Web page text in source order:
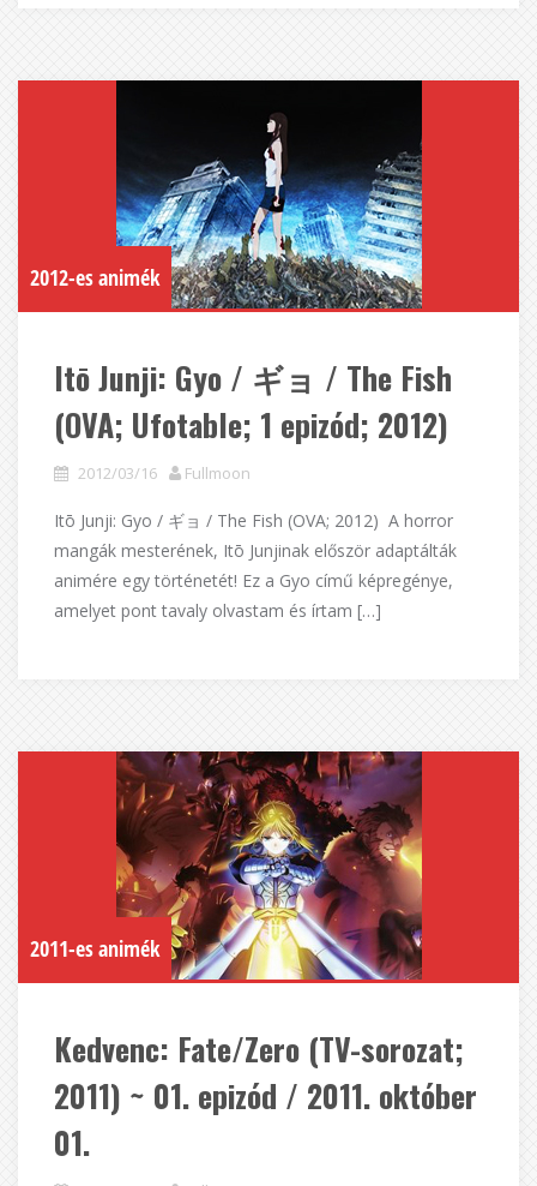
2012-es animék
Itō Junji: Gyo / ギョ / The Fish
(OVA; Ufotable; 1 epizód; 2012)
2012/03/16 Fullmoon
Itō Junji: Gyo / ギョ / The Fish (OVA; 2012) A horror
mangák mesterének, Itō Junjinak először adaptálták
animére egy történetét! Ez a Gyo című képregénye,
amelyet pont tavaly olvastam és írtam […]
2011-es animék
Kedvenc: Fate/Zero (TV-sorozat;
2011) ~ 01. epizód / 2011. október
01.